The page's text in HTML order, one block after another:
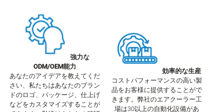
強力な
ODM/OEM能力
あなたのアイデアを教えてくだ
さい、私たちはあなたのブラン
ドのロゴ、パッケージ、仕上げ
などをカスタマイズすることが
効率的な生産
コストパフォーマンスの高い製
品をお客様に提供することがで
きます。弊社のエアクーラー工
場は30以上の自動化設備があ